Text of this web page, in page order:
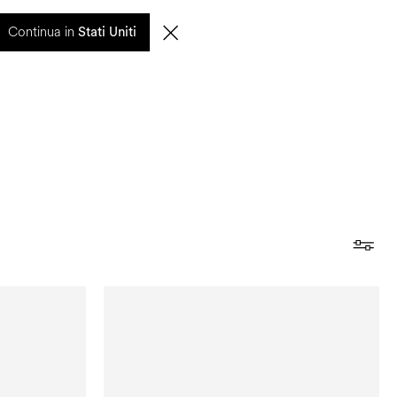
Continua in Stati Uniti
gli eventuali ritardi nelle spedizioni saranno gestiti a partire dal 17 agosto.